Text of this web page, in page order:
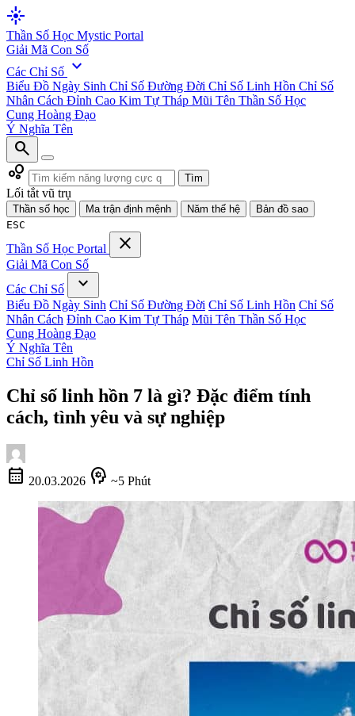
flare
Thần Số Học Mystic Portal
Giải Mã Con Số
Các Chỉ Số expand_more
Biểu Đồ Ngày Sinh Chỉ Số Đường Đời Chỉ Số Linh Hồn Chỉ Số
Nhân Cách Đỉnh Cao Kim Tự Tháp Mũi Tên Thần Số Học
Cung Hoàng Đạo
Ý Nghĩa Tên
search
bubble_chart
Tìm
Lối tắt vũ trụ
Thần số học Ma trận định mệnh Năm thế hệ
Bản đồ sao
ESC
Thần Số Học Portal close
Giải Mã Con Số
Các Chỉ Số
expand_more
Biểu Đồ Ngày Sinh Chỉ Số Đường Đời Chỉ Số Linh Hồn Chỉ Số
Nhân Cách Đỉnh Cao Kim Tự Tháp Mũi Tên Thần Số Học
Cung Hoàng Đạo
Ý Nghĩa Tên
Chỉ Số Linh Hồn
Chỉ số linh hồn 7 là gì? Đặc điểm tính
cách, tình yêu và sự nghiệp
calendar_month 20.03.2026 psychology ~5 Phút